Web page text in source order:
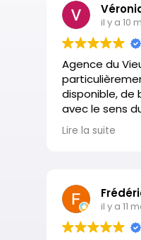
il y a 10
Agence du
disponible, de
avec le sens
notre maison
bouclée en 1
Lire la suite
il y a 11